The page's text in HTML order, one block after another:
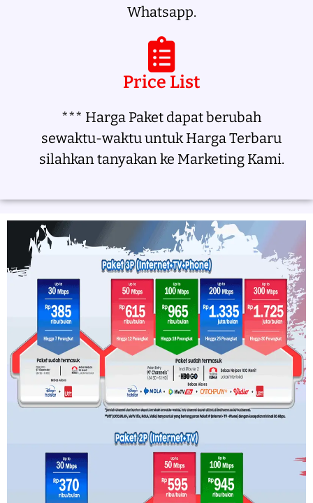
Whatsapp.
Price List
*** Harga Paket dapat berubah
sewaktu-waktu untuk Harga Terbaru
silahkan tanyakan ke Marketing Kami.